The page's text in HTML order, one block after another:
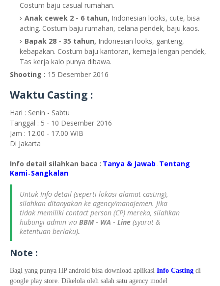
Costum baju casual rumahan.
Anak cewek 2 - 6 tahun, Indonesian looks, cute, bisa
acting. Costum baju rumahan, celana pendek, baju kaos.
Bapak 28 - 35 tahun, Indonesian looks, ganteng,
kebapakan. Costum baju kantoran, kemeja lengan pendek,
Tas kerja kalo punya dibawa.
Shooting : 15 Desember 2016
Waktu Casting :
Hari : Senin - Sabtu
Tanggal : 5 - 10 Desember 2016
Jam : 12.00 - 17.00 WIB
Di Jakarta
Info detail silahkan baca : Tanya & Jawab - Tentang
Kami - Sangkalan
Untuk Info detail (seperti lokasi alamat casting),
silahkan ditanyakan ke agency/manajemen. Jika
tidak memiliki contact person (CP) mereka, silahkan
hubungi admin via BBM - WA - Line (syarat &
ketentuan berlaku).
Note :
Bagi yang punya HP android bisa download aplikasi Info Casting di
google play store. Dikelola oleh salah satu agency model